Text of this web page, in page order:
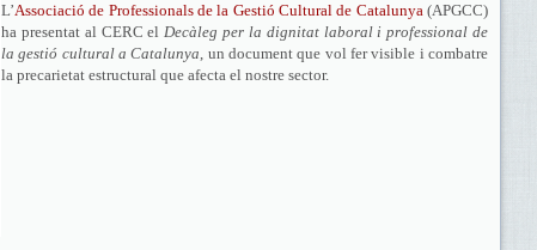
L’Associació de Professionals de la Gestió Cultural de Catalunya(APGCC)
ha presentat al CERC elDecàleg per la dignitat laboral i professional de
la gestió cultural a Catalunya, un document que vol fer visible i combatre
la precarietat estructural que afecta el nostre sector.